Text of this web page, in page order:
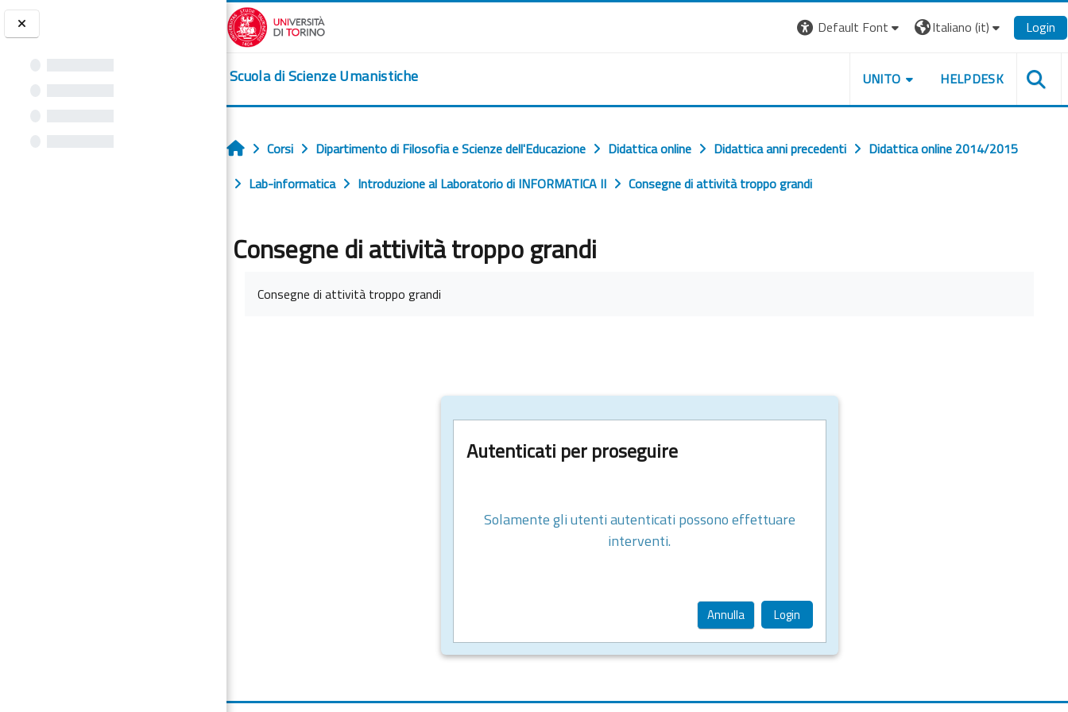
Vai al contenuto principale
Default Font
Italiano ‎(it)‎ Login
Scuola di Scienze Umanistiche UNITO HELPDESK
Home
Corsi Dipartimento di Filosofia e Scienze dell'Educazione Didattica online Didattica anni precedenti
Didattica online 2014/2015
Lab-informatica
Introduzione al Laboratorio di INFORMATICA II Consegne di attività troppo grandi
Consegne di attività troppo grandi
Consegne di attività troppo grandi
Autenticati per proseguire
Solamente gli utenti autenticati possono effettuare
interventi.
Annulla Login